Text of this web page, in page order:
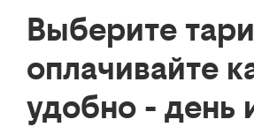
Выберите
оплачивайте
удобно - день